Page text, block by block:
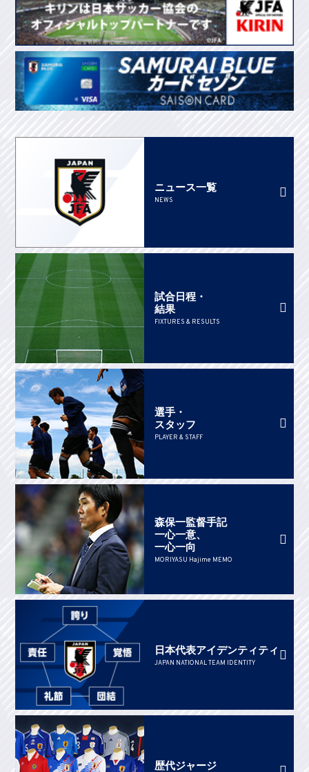
ニュース一覧
NEWS
試合日程・
結果
FIXTURES & RESULTS
選手・
スタッフ
PLAYER & STAFF
森保一監督手記
一心一意、
一心一向
MORIYASU Hajime MEMO
日本代表アイデンティティ
JAPAN NATIONAL TEAM IDENTITY
歴代ジャージ